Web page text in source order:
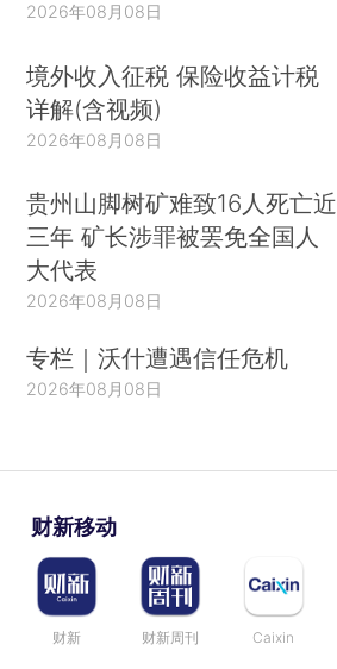
2026年08月08日
境外收入征税 保险收益计税
详解(含视频)
2026年08月08日
贵州山脚树矿难致16人死亡近
三年 矿长涉罪被罢免全国人
大代表
2026年08月08日
专栏｜沃什遭遇信任危机
2026年08月08日
财新移动
财新 财新周刊 Caixin